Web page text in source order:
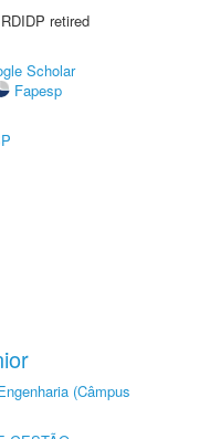
retired
Scholar
Fapesp
(Câmpus